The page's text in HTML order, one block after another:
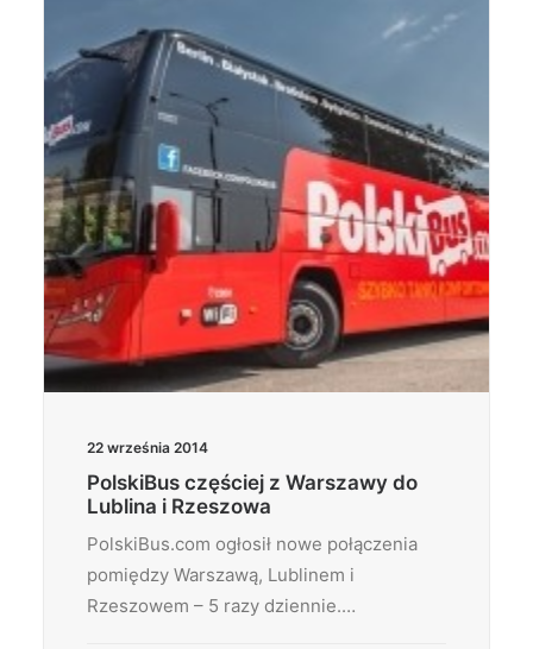
22 września 2014
PolskiBus częściej z Warszawy do
Lublina i Rzeszowa
PolskiBus.com ogłosił nowe połączenia
pomiędzy Warszawą, Lublinem i
Rzeszowem – 5 razy dziennie.…